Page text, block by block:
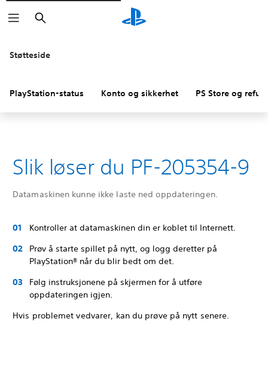
Søk
Støtteside
PlayStation-status Konto og sikkerhet PS Store og
Slik løser du PF-205354-9
Datamaskinen kunne ikke laste ned oppdateringen.
Kontroller at datamaskinen din er koblet til Internett.
Prøv å starte spillet på nytt, og logg deretter på
PlayStation® når du blir bedt om det.
Følg instruksjonene på skjermen for å utføre
oppdateringen igjen.
Hvis problemet vedvarer, kan du prøve på nytt senere.